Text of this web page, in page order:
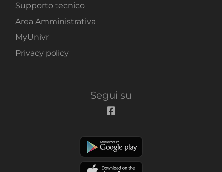
Supporto tecnico
Area Amministrativa
MyUnivr
Privacy policy
Segui su